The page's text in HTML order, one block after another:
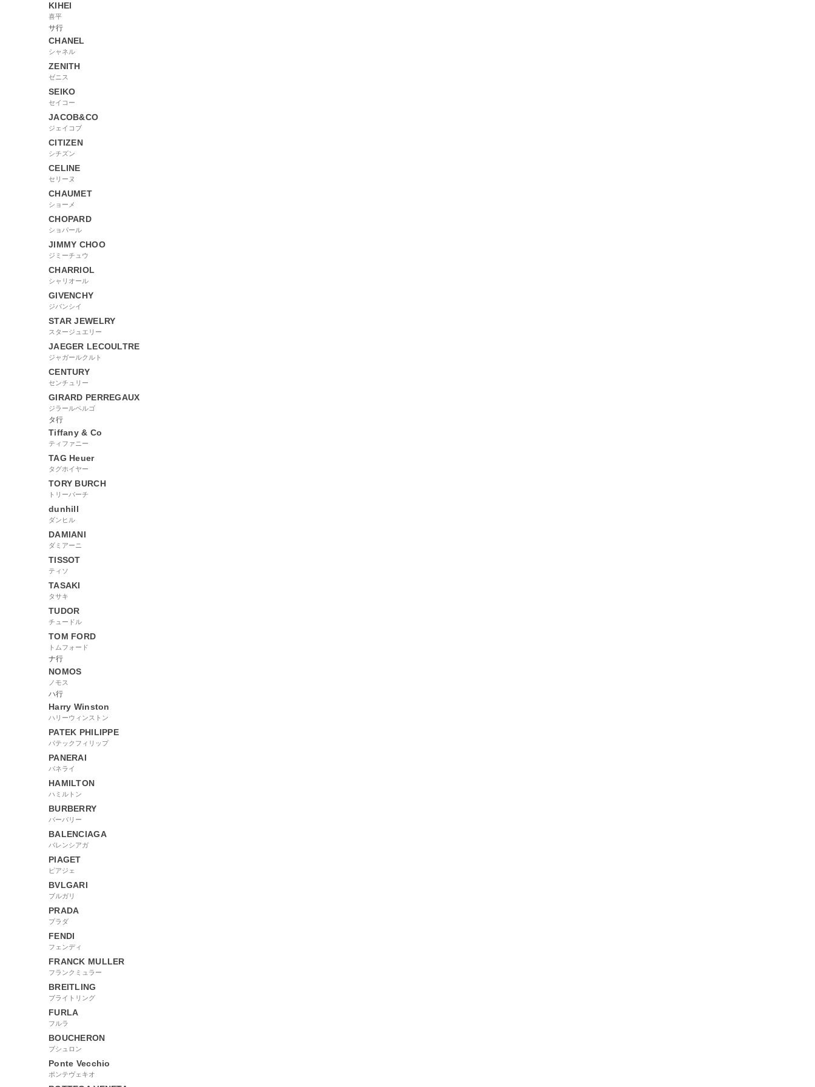
KIHEI
喜平
サ行
CHANEL
シャネル
ZENITH
ゼニス
SEIKO
セイコー
JACOB&CO
ジェイコブ
CITIZEN
シチズン
CELINE
セリーヌ
CHAUMET
ショーメ
CHOPARD
ショパール
JIMMY CHOO
ジミーチュウ
CHARRIOL
シャリオール
GIVENCHY
ジバンシイ
STAR JEWELRY
スタージュエリー
JAEGER LECOULTRE
ジャガールクルト
CENTURY
センチュリー
GIRARD PERREGAUX
ジラールペルゴ
タ行
Tiffany & Co
ティファニー
TAG Heuer
タグホイヤー
TORY BURCH
トリーバーチ
dunhill
ダンヒル
DAMIANI
ダミアーニ
TISSOT
ティソ
TASAKI
タサキ
TUDOR
チュードル
TOM FORD
トムフォード
ナ行
NOMOS
ノモス
ハ行
Harry Winston
ハリーウィンストン
PATEK PHILIPPE
パテックフィリップ
PANERAI
パネライ
HAMILTON
ハミルトン
BURBERRY
バーバリー
BALENCIAGA
バレンシアガ
PIAGET
ピアジェ
BVLGARI
ブルガリ
PRADA
プラダ
FENDI
フェンディ
FRANCK MULLER
フランクミュラー
BREITLING
ブライトリング
FURLA
フルラ
BOUCHERON
ブシュロン
Ponte Vecchio
ポンテヴェキオ